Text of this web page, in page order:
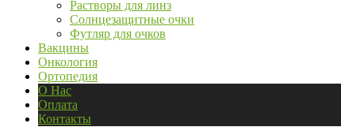
Растворы для линз
Солнцезащитные очки
Футляр для очков
Вакцины
Онкология
Ортопедия
О Нас
Оплата
Контакты